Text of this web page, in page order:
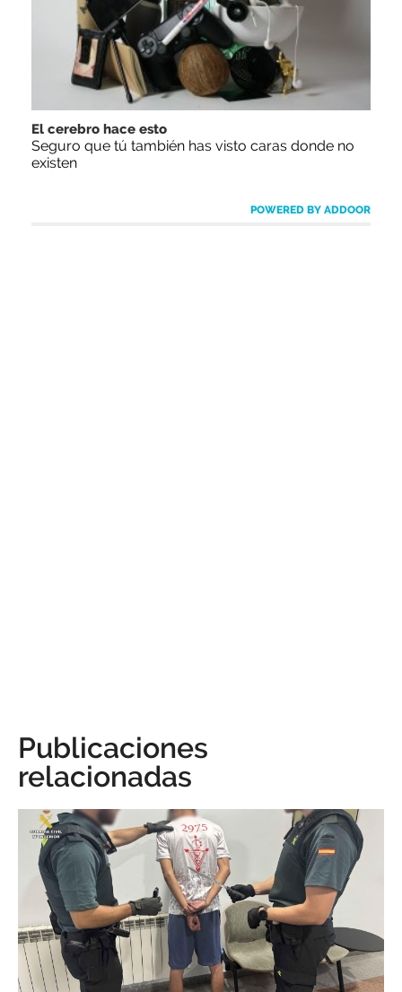
El cerebro hace esto
Seguro que tú también has visto caras donde no
existen
POWERED BY ADDOOR
Publicaciones
relacionadas